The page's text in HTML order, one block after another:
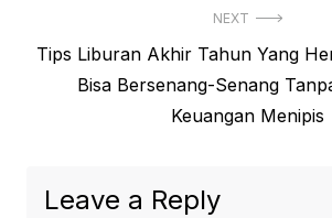
NEXT
Next
Tips Liburan Akhir Tahun Yang
Bisa Bersenang-Senang
Keuangan Menipis
Leave a Reply